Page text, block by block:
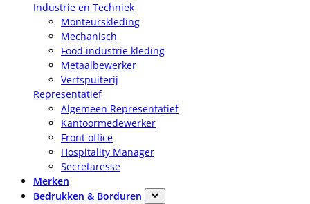
Industrie en Techniek
Monteurskleding
Mechanisch
Food industrie kleding
Metaalbewerker
Verfspuiterij
Representatief
Algemeen Representatief
Kantoormedewerker
Front office
Hospitality Manager
Secretaresse
Merken
Bedrukken & Borduren